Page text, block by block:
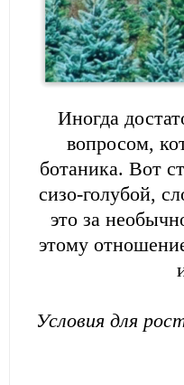
Иногда
вопросом,
ботаника. Вот
сизо-голубой,
это за
этому
Условия для